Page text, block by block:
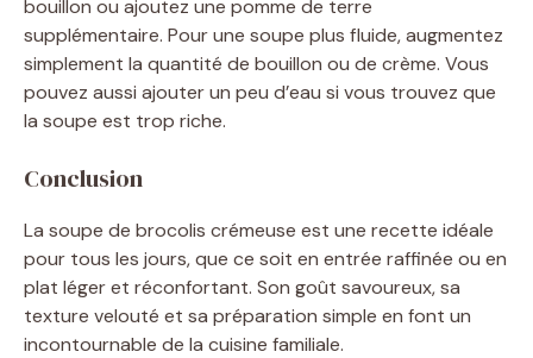
bouillon ou ajoutez une pomme de terre
supplémentaire. Pour une soupe plus fluide, augmentez
simplement la quantité de bouillon ou de crème. Vous
pouvez aussi ajouter un peu d’eau si vous trouvez que
la soupe est trop riche.
Conclusion
La soupe de brocolis crémeuse est une recette idéale
pour tous les jours, que ce soit en entrée raffinée ou en
plat léger et réconfortant. Son goût savoureux, sa
texture velouté et sa préparation simple en font un
incontournable de la cuisine familiale.